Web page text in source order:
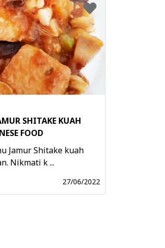
SHITAKE KUAH
FOOD
Jamur Shitake kuah
Nikmati k ...
27/06/2022